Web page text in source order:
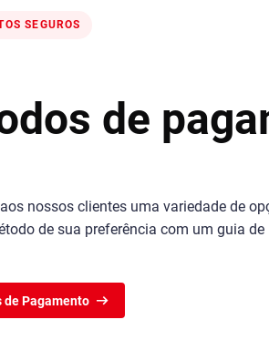
SEGUROS
de
nossos clientes uma variedade de
de sua preferência com um guia
de Pagamento